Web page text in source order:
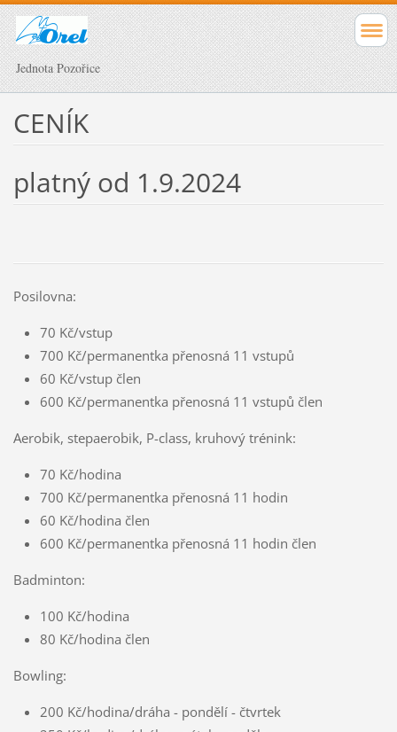
Jednota Pozořice
CENÍK
platný od 1.9.2024
Posilovna:
70 Kč/vstup
700 Kč/permanentka přenosná 11 vstupů
60 Kč/vstup člen
600 Kč/permanentka přenosná 11 vstupů člen
Aerobik, stepaerobik, P-class, kruhový trénink:
70 Kč/hodina
700 Kč/permanentka přenosná 11 hodin
60 Kč/hodina člen
600 Kč/permanentka přenosná 11 hodin člen
Badminton:
100 Kč/hodina
80 Kč/hodina člen
Bowling:
200 Kč/hodina/dráha - pondělí - čtvrtek